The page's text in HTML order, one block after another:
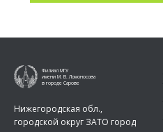
Филиал МГУ
имени М. В. Ломоносова
в городе Сарове
Нижегородская обл.,
городской округ ЗАТО город